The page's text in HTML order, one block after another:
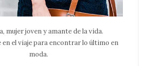
mujer joven y amante de la vida.
en el viaje para encontrar lo último en
moda.